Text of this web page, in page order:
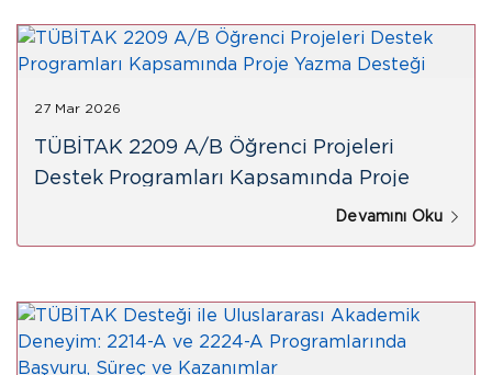
27 Mar 2026
TÜBİTAK 2209 A/B Öğrenci Projeleri
Destek Programları Kapsamında Proje
Devamını Oku